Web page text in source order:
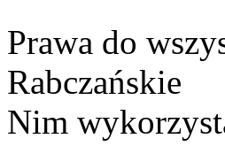
Prawa do
Rabczańskie
Nim